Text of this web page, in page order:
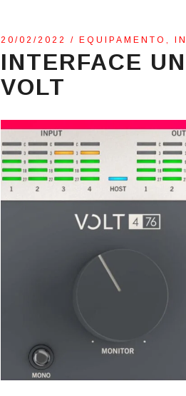
20/02/2022 / EQUIPAMENTO ,
INTERFACE
VOLT